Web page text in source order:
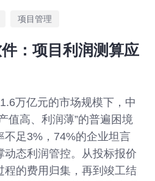
项目管理
：项目利润测算应
万亿元的市场规模下，中
值高、利润薄”的普遍困境
足3%，74%的企业坦言
动态利润管控。从投标报价
程的费用归集，再到竣工结